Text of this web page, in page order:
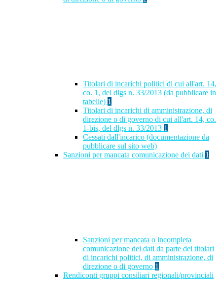
Titolari di incarichi politici di cui all'art. 14,
co. 1, del dlgs n. 33/2013 (da pubblicare in
tabelle) 1
Titolari di incarichi di amministrazione, di
direzione o di governo di cui all'art. 14, co.
1-bis, del dlgs n. 33/2013 1
Cessati dall'incarico (documentazione da
pubblicare sul sito web)
Sanzioni per mancata comunicazione dei dati 1
Sanzioni per mancata o incompleta
comunicazione dei dati da parte dei titolari
di incarichi politici, di amministrazione, di
direzione o di governo 1
Rendiconti gruppi consiliari regionali/provinciali